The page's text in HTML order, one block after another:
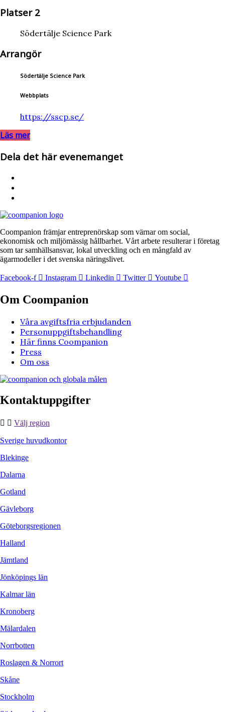
Platser 2
Södertälje Science Park
Arrangör
Södertälje Science Park
Webbplats
https://sscp.se/
Läs mer
Dela det här evenemanget
Coompanion främjar entreprenörskap som värnar om social,
ekonomisk och miljömässig hållbarhet. Vårt arbete resulterar i företag
som tar samhällsansvar, lokal utveckling och en mångfald av
ägarmodeller i det svenska näringslivet.
Facebook-f Instagram Linkedin Twitter Youtube
Om Coompanion
Våra avgiftsfria erbjudanden
Personuppgiftsbehandling
Här finns Coompanion
Press
Om oss
Kontaktuppgifter
Välj region
Sverige huvudkontor
Blekinge
Dalarna
Gotland
Gävleborg
Göteborgsregionen
Halland
Jämtland
Jönköpings län
Kalmar län
Kronoberg
Mälardalen
Norrbotten
Roslagen & Norrort
Skåne
Stockholm